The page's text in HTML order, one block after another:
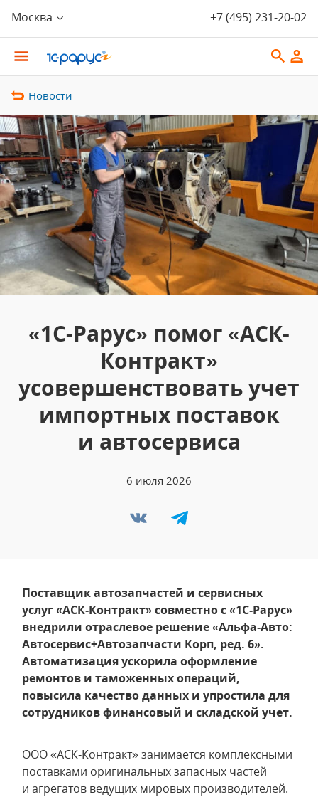
Москва +7 (495) 231-20-02
Новости
6 июля 2026
«1С-Рарус» помог «АСК-
Контракт»
усовершенствовать учет
импортных поставок
и автосервиса
Поставщик автозапчастей и сервисных
услуг «АСК‑Контракт» совместно с «1С‑Рарус»
внедрили отраслевое решение «Альфа‑Авто:
Автосервис+Автозапчасти Корп, ред. 6».
Автоматизация ускорила оформление
ремонтов и таможенных операций,
повысила качество данных и упростила для
сотрудников финансовый и складской учет.
ООО «АСК‑Контракт» занимается комплексными
поставками оригинальных запасных частей
и агрегатов ведущих мировых производителей.